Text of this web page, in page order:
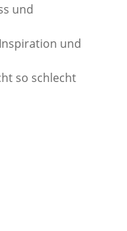
und
und
so schlecht